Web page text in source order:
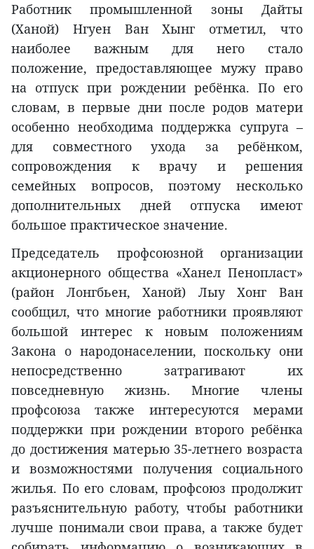
Работник промышленной зоны Дайты
(Ханой) Нгуен Ван Хынг отметил, что
наиболее важным для него стало
положение, предоставляющее мужу право
на отпуск при рождении ребёнка. По его
словам, в первые дни после родов матери
особенно необходима поддержка супруга –
для совместного ухода за ребёнком,
сопровождения к врачу и решения
семейных вопросов, поэтому несколько
дополнительных дней отпуска имеют
большое практическое значение.
Председатель профсоюзной организации
акционерного общества «Ханел Пенопласт»
(район Лонгбьен, Ханой) Лыу Хонг Ван
сообщил, что многие работники проявляют
большой интерес к новым положениям
Закона о народонаселении, поскольку они
непосредственно затрагивают их
повседневную жизнь. Многие члены
профсоюза также интересуются мерами
поддержки при рождении второго ребёнка
до достижения матерью 35-летнего возраста
и возможностями получения социального
жилья. По его словам, профсоюз продолжит
разъяснительную работу, чтобы работники
лучше понимали свои права, а также будет